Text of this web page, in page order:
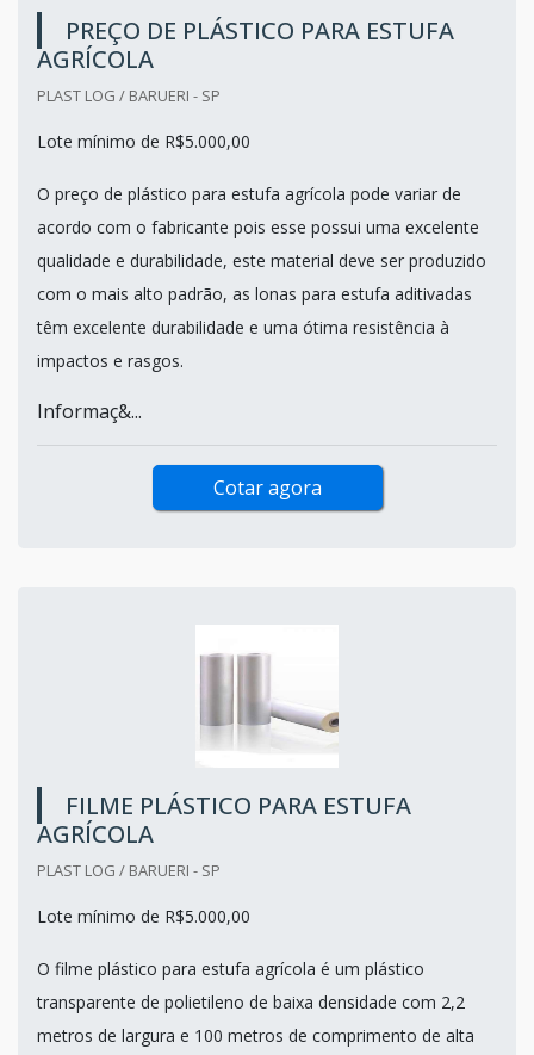
PREÇO DE PLÁSTICO PARA ESTUFA
AGRÍCOLA
PLAST LOG / BARUERI - SP
Lote mínimo de R$5.000,00
O preço de plástico para estufa agrícola pode variar de
acordo com o fabricante pois esse possui uma excelente
qualidade e durabilidade, este material deve ser produzido
com o mais alto padrão, as lonas para estufa aditivadas
têm excelente durabilidade e uma ótima resistência à
impactos e rasgos.
Informaç&...
Cotar agora
FILME PLÁSTICO PARA ESTUFA
AGRÍCOLA
PLAST LOG / BARUERI - SP
Lote mínimo de R$5.000,00
O filme plástico para estufa agrícola é um plástico
transparente de polietileno de baixa densidade com 2,2
metros de largura e 100 metros de comprimento de alta